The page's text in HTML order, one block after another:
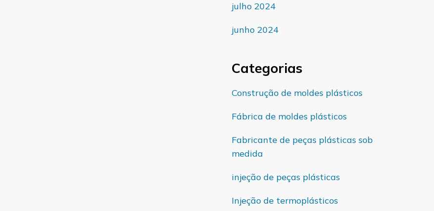
julho 2024
junho 2024
Categorias
Construção de moldes plásticos
Fábrica de moldes plásticos
Fabricante de peças plásticas sob
medida
injeção de peças plásticas
Injeção de termoplásticos